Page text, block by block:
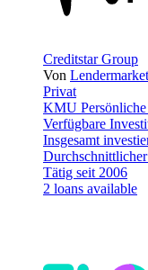
Creditstar Group
Von Lendermarket
Privat
KMU
Verfügbare
Insgesamt
Tätig seit 2006
2 loans available